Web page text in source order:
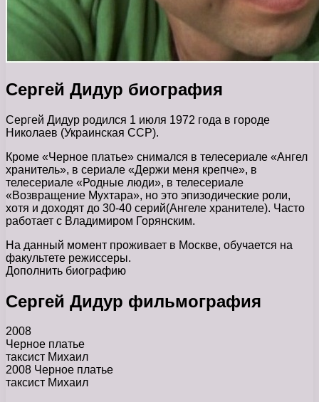
Сергей Дидур биография
Сергей Дидур родился 1 июля 1972 года в городе
Николаев (Украинская ССР).
Кроме «Черное платье» снимался в телесериале «Ангел
хранитель», в сериале «Держи меня крепче», в
телесериале «Родные люди», в телесериале
«Возвращение Мухтара», но это эпизодические роли,
хотя и доходят до 30-40 серий(Ангеле хранителе). Часто
работает с Владимиром Горянским.
На данный момент проживает в Москве, обучается на
факультете режиссеры.
Дополнить биографию
Сергей Дидур фильмография
2008
Черное платье
таксист Михаил
2008 Черное платье
таксист Михаил